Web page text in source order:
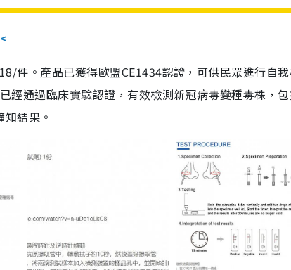
件。產品已獲得歐盟CE1434認證，可供民眾進行自
通過臨床實驗認證，有效檢測新冠病毒變種毒株，
結果。